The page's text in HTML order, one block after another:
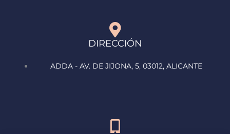
DIRECCIÓN
ADDA - AV. DE JIJONA, 5, 03012, ALICANTE